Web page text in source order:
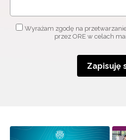
Wyrażam zgodę na
przez ORE w celach
Zapisuję